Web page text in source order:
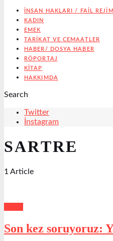
İNSAN HAKLARI / FAIL REJIMI
KADIN
EMEK
TARIKAT VE CEMAATLER
HABER/ DOSYA HABER
RÖPORTAJ
KITAP
HAKKIMDA
Search
Twitter
İnstagram
SARTRE
1 Article
Son kez soruyoruz: